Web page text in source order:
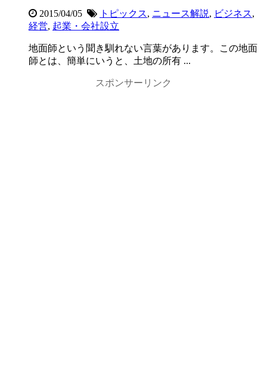
2015/04/05 トピックス, ニュース解説, ビジネス,
経営, 起業・会社設立
地面師という聞き馴れない言葉があります。この地面
師とは、簡単にいうと、土地の所有 ...
スポンサーリンク